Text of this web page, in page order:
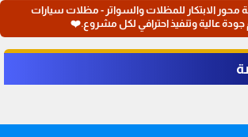
الابتكار للمظلات والسواتر - مظلات سيارات
عالية وتنفيذ احترافي لكل مشروع.❤️